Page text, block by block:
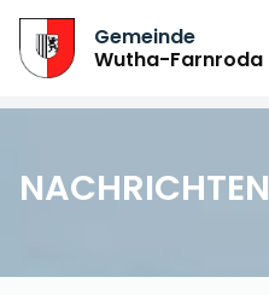
Gemeinde
Wutha-Farnroda
NACHRICHTEN